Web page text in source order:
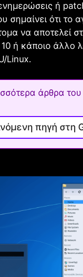
ή
σημαίνει ότι το
να αποτελεί
ή κάποιο άλλο
Linux.
άρθρα